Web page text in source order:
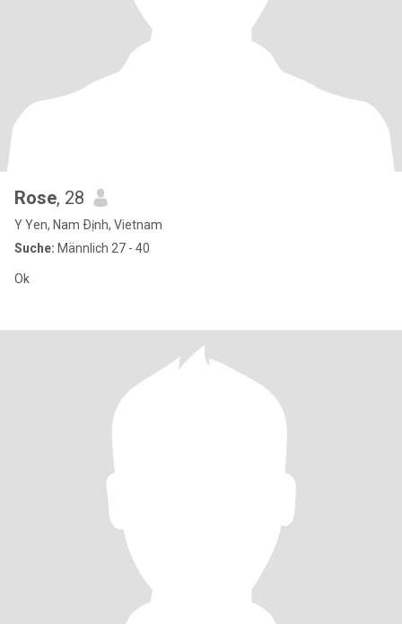
Rose, 28
Y Yen, Nam Ðịnh, Vietnam
Suche: Männlich 27 - 40
Ok